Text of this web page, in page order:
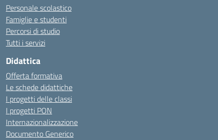
Personale scolastico
Famiglie e studenti
Percorsi di studio
Tutti i servizi
Didattica
Offerta formativa
Le schede didattiche
I progetti delle classi
I progetti PON
Internazionalizzazione
Documento Generico